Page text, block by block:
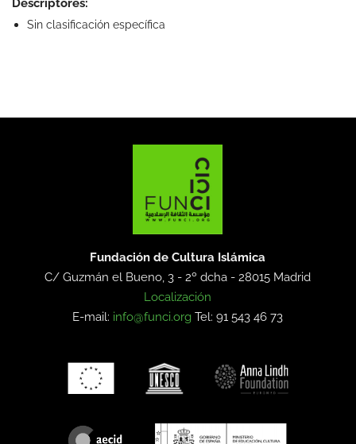
Descriptores:
Sin clasificación específica
Fundación de Cultura Islámica
C/ Guzmán el Bueno, 3 - 2º dcha -28015 Madrid
Localización
E-mail: info@funci.org Tel: 91 543 46 73